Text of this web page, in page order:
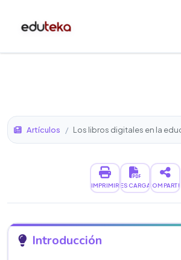
Artículos / Los libros digitales en la
IMPRIMIRDESCARGARCOMPARTIR
Introducción